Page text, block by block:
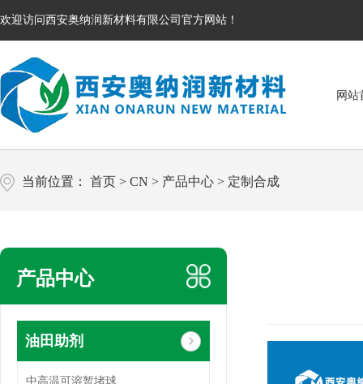
欢迎访问西安奥纳润新材料有限公司官方网站！
网站
当前位置： 首页 > CN > 产品中心 > 定制合成
产品中心
油田助剂
中高温可溶暂堵球